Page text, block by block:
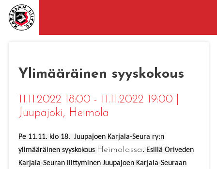
Ylimääräinen syyskokous
11.11.2022 18:00 - 11.11.2022 19:00
Juupajoki, Heimola
Pe 11.11. klo 18. Juupajoen Karjala-Seura ry:n
ylimääräinen syyskokous Heimolassa. Esillä Oriveden
Karjala-Seuran liittyminen Juupajoen Karjala-Seuraan